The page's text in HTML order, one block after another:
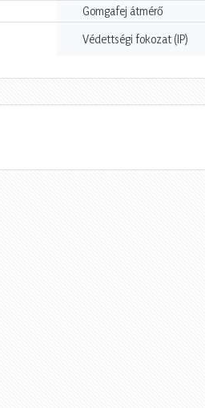
Gomgafej átmérő
Védettségi fokozat (IP)